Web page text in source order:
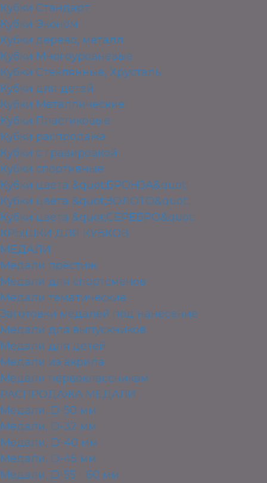
Кубки Стандарт
Кубки Эконом
Кубки дерево, металл
Кубки Многоуровневые
Кубки Стеклянные, Хрусталь
Кубки для детей
Кубки Металлические
Кубки Пластиковые
Кубки распродажа
Кубки с гравировкой
Кубки спортивные
Кубки цвета &quot;БРОНЗА&quot;
Кубки цвета &quot;ЗОЛОТО&quot;
Кубки цвета &quot;СЕРЕБРО&quot;
КРЫШКИ ДЛЯ КУБКОВ
МЕДАЛИ
Медали престиж
Медали для спортсменов
Медали тематические
Заготовки медалей под нанесение
Медали для выпускников
Медали для детей
Медали из акрила
Медали первоклассникам
РАСПРОДАЖА МЕДАЛИ
Медали, D-50 мм
Медали, D-32 мм
Медали, D-40 мм
Медали, D-45 мм
Медали, D-55 - 60 мм